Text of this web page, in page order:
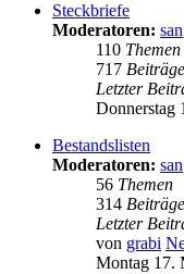
Steckbriefe
Moderatoren: san
110 Themen
717 Beiträge
Letzter
Donnerstag
Bestandslisten
Moderatoren: san
56 Themen
314 Beiträge
Letzter
von grabi
Montag 17.